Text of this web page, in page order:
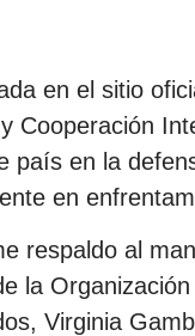
en el sitio
Cooperación
país en la
en
respaldo al
la
Virginia